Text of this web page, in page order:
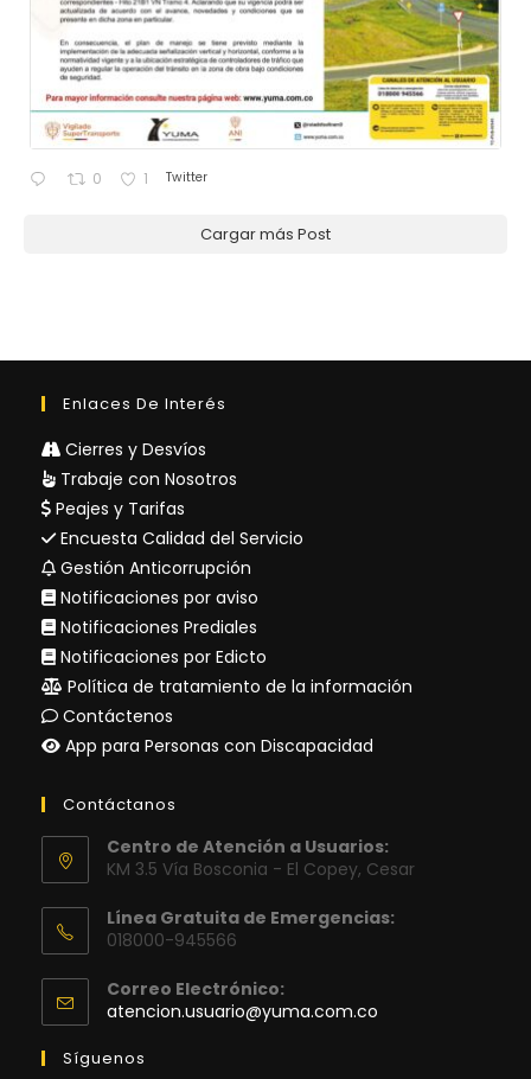
0 1 Twitter
Cargar más Post
Enlaces De Interés
Cierres y Desvíos
Trabaje con Nosotros
Peajes y Tarifas
Encuesta Calidad del Servicio
Gestión Anticorrupción
Notificaciones por aviso
Notificaciones Prediales
Notificaciones por Edicto
Política de tratamiento de la información
Contáctenos
App para Personas con Discapacidad
Contáctanos
Centro de Atención a Usuarios:
KM 3.5 Vía Bosconia - El Copey, Cesar
Línea Gratuita de Emergencias:
018000-945566
Correo Electrónico:
atencion.usuario@yuma.com.co
Síguenos